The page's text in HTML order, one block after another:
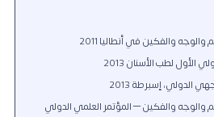
والفكين في أنطاليا 2011
الأول لطب الأسنان 2013
إسبرطة 2013
والوجه والفكين – المؤتمر العلمي الدولي